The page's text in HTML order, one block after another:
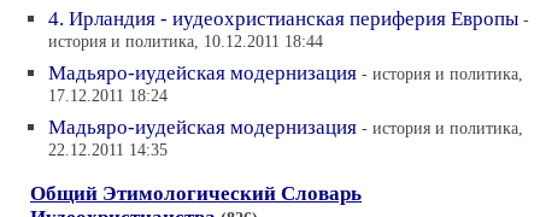
4. Ирландия - иудеохристианская периферия Европы -
история и политика, 10.12.2011 18:44
Мадьяро-иудейская модернизация - история и политика,
17.12.2011 18:24
Мадьяро-иудейская модернизация - история и политика,
22.12.2011 14:35
Общий Этимологический Словарь